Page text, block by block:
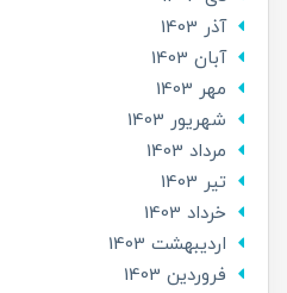
آذر 1403
آبان 1403
مهر 1403
شهریور 1403
مرداد 1403
تير 1403
خرداد 1403
ارديبهشت 1403
فروردین 1403